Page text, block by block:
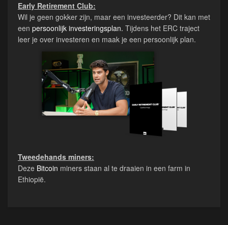
Early Retirement Club:
Wil je geen gokker zijn, maar een investeerder? Dit kan met
een persoonlijk investeringsplan. Tijdens het ERC traject
leer je over investeren en maak je een persoonlijk plan.
Tweedehands miners:
Deze Bitcoin miners staan al te draaien in een farm in
Ethiopië.